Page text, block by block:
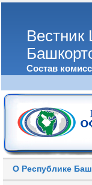
Вестник
Состав
О Республике